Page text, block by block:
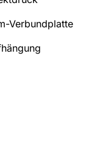
Verbundplatte